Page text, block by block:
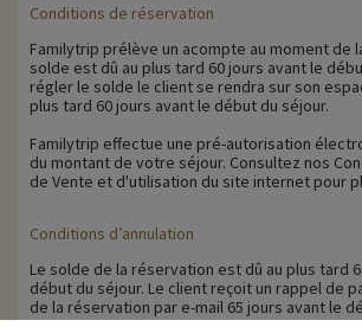
Conditions de réservation
Familytrip prélève un acompte au moment de
solde est dû au plus tard 60 jours avant le
régler le solde le client se rendra sur son
plus tard 60 jours avant le début du séjour.
Familytrip effectue une pré-autorisation
du montant de votre séjour. Consultez nos
de Vente et d'utilisation du site internet pour
Conditions d’annulation
Le solde de la réservation est dû au plus tard
début du séjour. Le client reçoit un rappel de
de la réservation par e-mail 65 jours avant le